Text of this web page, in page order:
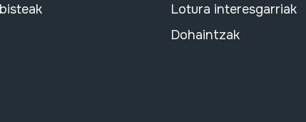
Lotura interesgarriak
Dohaintzak